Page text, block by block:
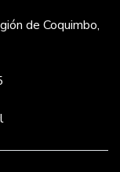
de Coquimbo,